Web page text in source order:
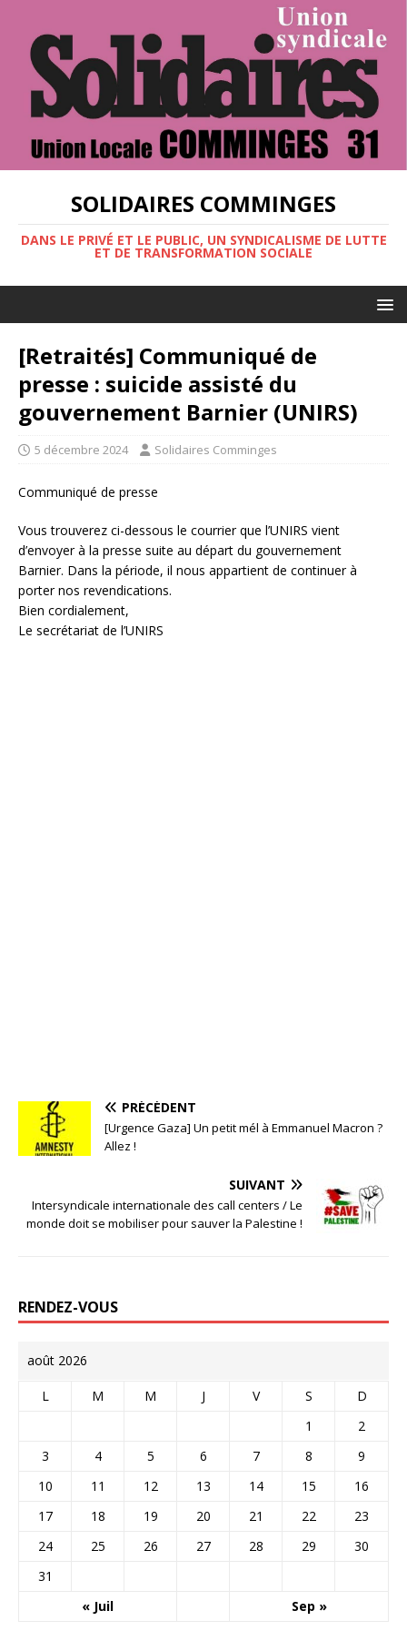
SOLIDAIRES COMMINGES
DANS LE PRIVÉ ET LE PUBLIC, UN SYNDICALISME DE LUTTE
ET DE TRANSFORMATION SOCIALE
[Retraités] Communiqué de
presse : suicide assisté du
gouvernement Barnier (UNIRS)
5 décembre 2024 Solidaires Comminges
Communiqué de presse
Vous trouverez ci-dessous le courrier que l’UNIRS vient
d’envoyer à la presse suite au départ du gouvernement
Barnier. Dans la période, il nous appartient de continuer à
porter nos revendications.
Bien cordialement,
Le secrétariat de l’UNIRS
PRÉCÉDENT
[Urgence Gaza] Un petit mél à Emmanuel Macron ?
Allez !
SUIVANT
Intersyndicale internationale des call centers / Le
monde doit se mobiliser pour sauver la Palestine !
RENDEZ-VOUS
août 2026
L M M J V S
D
1
2
3
4 5 6 7 8
9
10
11 12 13 14 15
16
17
18 19 20 21 22
23
24
25 26 27 28 29
30
31
« Juil
Sep »